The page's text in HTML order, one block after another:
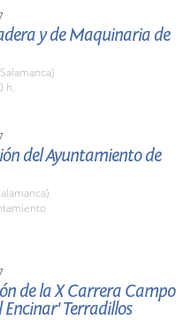
y de Maquinaria de
h.
del Ayuntamiento de
de la X Carrera Campo
Encinar' Terradillos